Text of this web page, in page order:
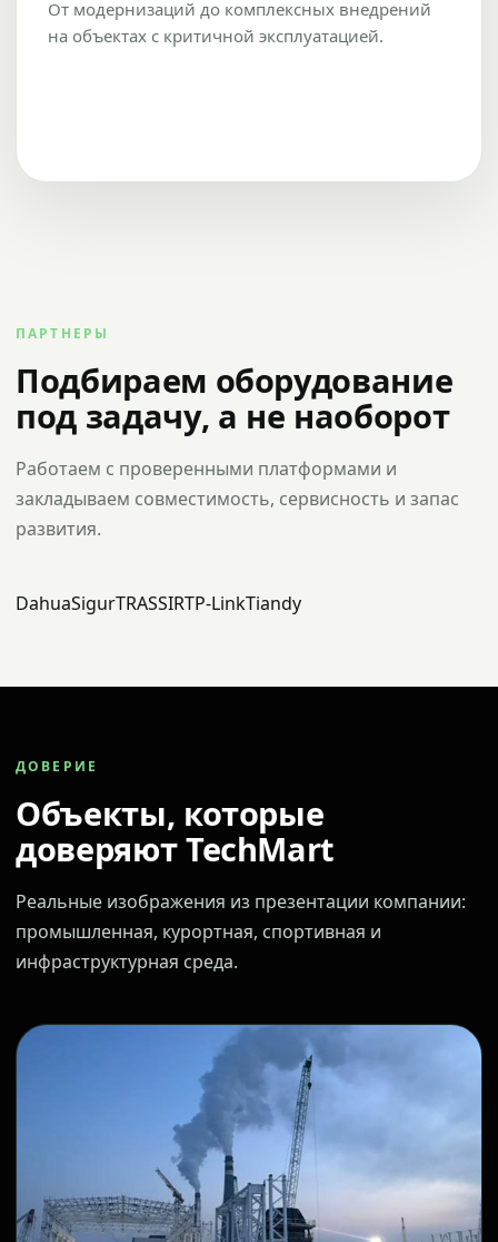
От модернизаций до комплексных внедрений
на объектах с критичной эксплуатацией.
ПАРТНЕРЫ
Подбираем оборудование
под задачу, а не наоборот
Работаем с проверенными платформами и
закладываем совместимость, сервисность и запас
развития.
DahuaSigurTRASSIRTP-LinkTiandy
ДОВЕРИЕ
Объекты, которые
доверяют TechMart
Реальные изображения из презентации компании:
промышленная, курортная, спортивная и
инфраструктурная среда.